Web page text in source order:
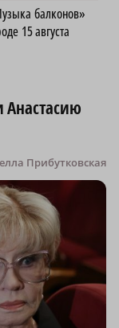
балконов»
15 августа
Анастасию
Прибутковская